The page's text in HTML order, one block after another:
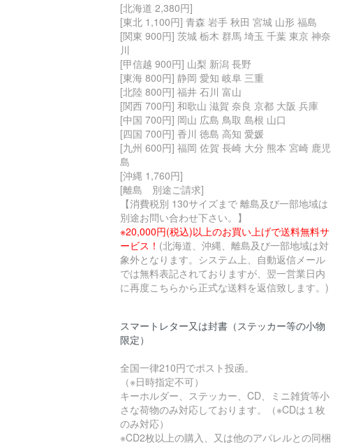
[北海道 2,380円]
[東北 1,100円] 青森 岩手 秋田 宮城 山形 福島
[関東 900円] 茨城 栃木 群馬 埼玉 千葉 東京 神奈
川
[甲信越 900円] 山梨 新潟 長野
[東海 800円] 静岡 愛知 岐阜 三重
[北陸 800円] 福井 石川 富山
[関西 700円] 和歌山 滋賀 奈良 京都 大阪 兵庫
[中国 700円] 岡山 広島 鳥取 島根 山口
[四国 700円] 香川 徳島 高知 愛媛
[九州 600円] 福岡 佐賀 長崎 大分 熊本 宮崎 鹿児
島
[沖縄 1,760円]
[離島 別途ご請求]
【消費税別 130サイズまで 離島及び一部地域は
別途お問い合わせ下さい。】
※20,000円(税込)以上のお買い上げで送料無料サ
ービス！ (北海道、沖縄、離島及び一部地域は対
象外となります。システム上、自動返信メール
では無料表記されておりますが、翌一営業日内
に再度こちらから正式な送料を返信致します。)
スマートレター又は封書（ステッカー等の小物
限定）
全国一律210円でポスト投函。
（※日時指定不可）
キーホルダー、ステッカー、CD、ミニ雑貨等小
さな荷物のみ対応しております。（※CDは１枚
のみ対応）
※CD2枚以上の購入、又は他のアパレルとの同梱